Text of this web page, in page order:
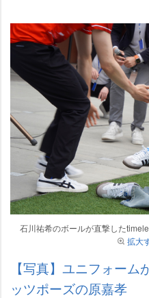
石川祐希のボールが直撃した
拡大
【写真】ユニフォー
ッツポーズの原嘉孝